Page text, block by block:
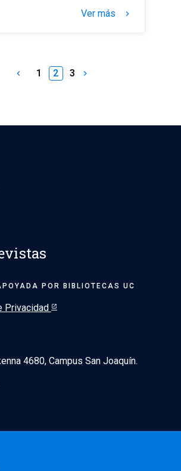
Ver más keyboard_arrow_right
keyboard_arrow_left 1 2 3 keyboard_arrow_right
POR BIBLIOTECAS UC
Privacidad
4680, Campus San Joaquín.